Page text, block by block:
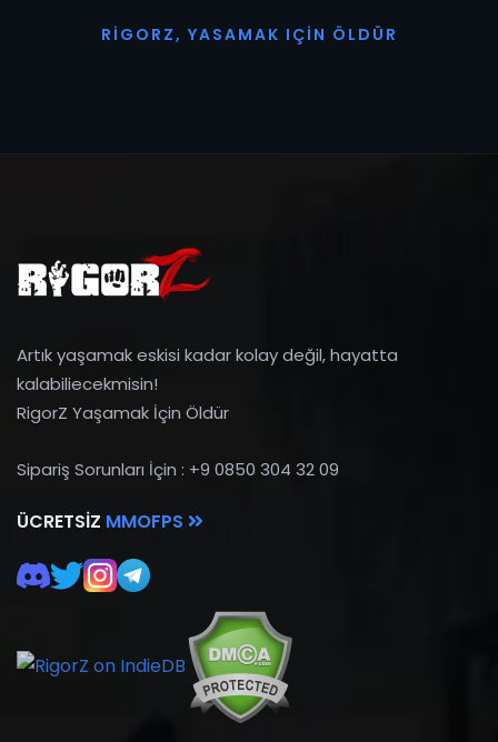
R I G O R Z, YASAMAK I ÇI N Ö L D Ü R
Artık yaşamak eskisi kadar kolay değil, hayatta
kalabiliecekmisin!
RigorZ Yaşamak İçin Öldür
Sipariş Sorunları İçin : +9 0850 304 32 09
ÜCRETSIZ MMOFPS